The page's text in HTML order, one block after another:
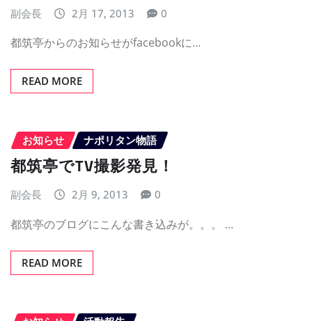
副会長 2月 17, 2013 0
都筑亭からのお知らせがfacebookに…
READ MORE
お知らせ ナポリタン物語
都筑亭でTV撮影発見！
副会長 2月 9, 2013 0
都筑亭のブログにこんな書き込みが。。。 …
READ MORE